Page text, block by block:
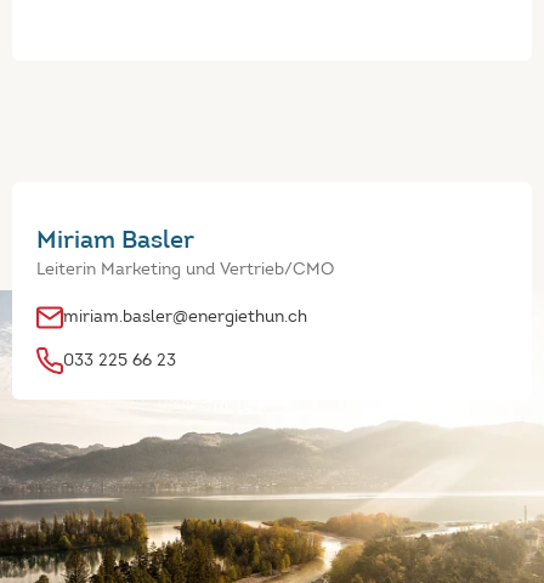
Miriam Basler
Leiterin Marketing und Vertrieb/CMO
miriam.basler@energiethun.ch
033 225 66 23